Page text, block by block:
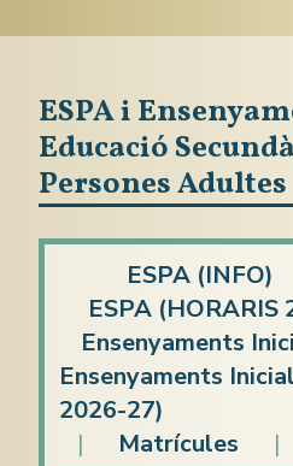
ESPA i
Educació
Persones Adultes
ESPA (INFO)
ESPA (HORARIS
Ensenyaments
Ensenyaments
2026-27)
|
Matrícules |